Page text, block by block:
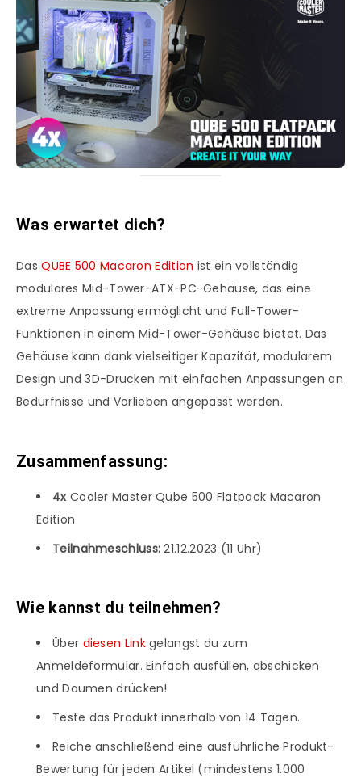
Was erwartet dich?
DasQUBE 500 Macaron Edition ist ein vollständig
modulares Mid-Tower-ATX-PC-Gehäuse, das eine
extreme Anpassung ermöglicht und Full-Tower-
Funktionen in einem Mid-Tower-Gehäuse bietet. Das
Gehäuse kann dank vielseitiger Kapazität, modularem
Design und 3D-Drucken mit einfachen Anpassungen an
Bedürfnisse und Vorlieben angepasst werden.
Zusammenfassung:
4x Cooler Master Qube 500 Flatpack Macaron
Edition
Teilnahmeschluss: 21.12.2023 (11 Uhr)
Wie kannst du teilnehmen?
Über diesen Linkgelangst du zum
Anmeldeformular. Einfach ausfüllen, abschicken
und Daumen drücken!
Teste das Produkt innerhalb von 14 Tagen.
Reiche anschließend eine ausführliche Produkt-
Bewertung für jeden Artikel (mindestens 1.000